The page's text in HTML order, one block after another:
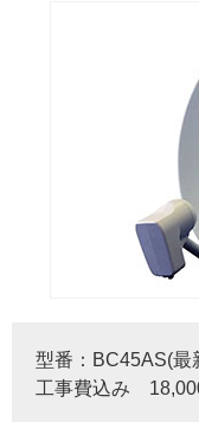
型番：BC45AS(最
工事費込み